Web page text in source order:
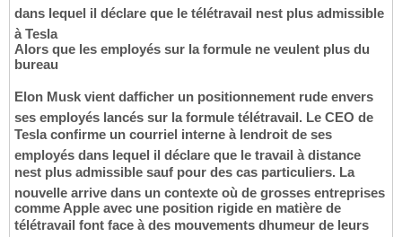
dans lequel il déclare que le télétravail nest plus admissible
à Tesla
Alors que les employés sur la formule ne veulent plus du
bureau
Elon Musk vient dafficher un positionnement rude envers
ses employés lancés sur la formule télétravail. Le CEO de
Tesla confirme un courriel interne à lendroit de ses
employés dans lequel il déclare que le travail à distance
nest plus admissible sauf pour des cas particuliers. La
nouvelle arrive dans un contexte où de grosses entreprises
comme Apple avec une position rigide en matière de
télétravail font face à des mouvements dhumeur de leurs